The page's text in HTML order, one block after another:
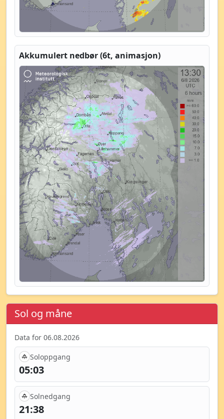
Akkumulert nedbør (6t, animasjon)
Sol og måne
Data for 06.08.2026
Soloppgang
05:03
Solnedgang
21:38